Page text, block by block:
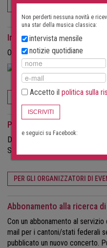
ISCRIVITI
Interviste come rivista
Ordina le interviste in formato
ORDINA ORA
Per gli organizzatori di eventi
Desideri attirare più visitatori ai
Scopri di più sulle possibilità
PER GLI ORGANIZZATORI DI
Abbonamento alla ricerca
Con un abbonamento al
mail per i cantoni/stati federali
pubblicato un nuovo concerto.
Non perderti nessuna novità e
una star della musica classica:
intervista mensile
notizie quotidiane
Accetto il politica sulla
ISCRIVITI
e seguici su Facebook: